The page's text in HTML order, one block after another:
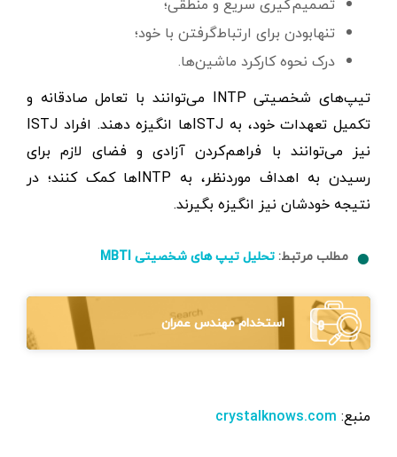
تنهابودن برای ارتباط‌گرفتن با خود؛
درک نحوه کارکرد ماشین‌ها.
تیپ‌های شخصیتی INTP می‌توانند با تعامل صادقانه و
تکمیل تعهدات خود، به ISTJها انگیزه دهند. افراد ISTJ
نیز می‌توانند با فراهم‌کردن آزادی و فضای لازم برای
رسیدن به اهداف موردنظر، به INTPها کمک کنند؛ در
نتیجه خودشان نیز انگیزه بگیرند.
مطلب مرتبط: تحلیل تیپ های شخصیتی MBTI
استخدام مهندس عمران
منبع: crystalknows.com